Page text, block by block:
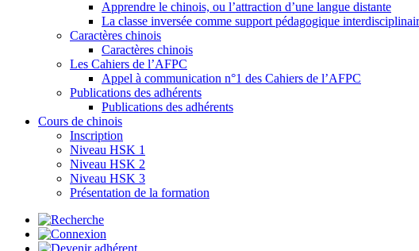
Apprendre le chinois, ou l’attraction d’une langue distante
La classe inversée comme support pédagogique
Caractères chinois
Caractères chinois
Les Cahiers de l’AFPC
Appel à communication n°1 des Cahiers de l’AFPC
Publications des adhérents
Publications des adhérents
Cours de chinois
Inscription
Niveau HSK 1
Niveau HSK 2
Niveau HSK 3
Présentation de la formation